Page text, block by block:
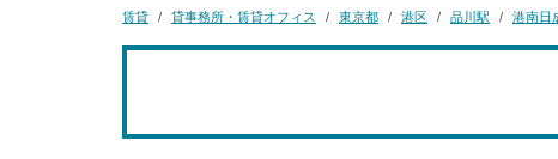
賃貸 貸事務所・賃貸オフィス 東京都 港区 品川駅 港南日